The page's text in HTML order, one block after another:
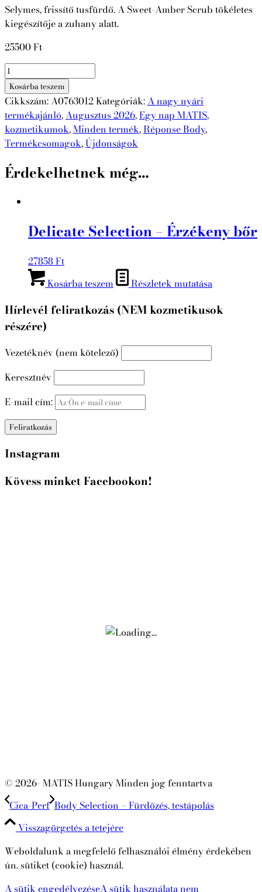
Selymes, frissítő tusfürdő. A Sweet-Amber Scrub tökéletes
kiegészítője a zuhany alatt.
25500Ft
Body
Duo
2025
-
Fürdőzés
mennyiség
Kosárba teszem
Cikkszám:A0763012Kategóriák:A nagy nyári
termékajánló,Augusztus 2026,Egy nap MATIS,
kozmetikumok,Minden termék,Réponse Body,
Termékcsomagok,Újdonságok
Érdekelhetnek még…
Delicate Selection – Érzékeny bőr
27858 Ft
Kosárba teszem
Részletek mutatása
Hírlevél feliratkozás (NEM kozmetikusok
részére)
Vezetéknév (nem kötelező)
Keresztnév
E-mail cím:
Instagram
Kövess minket Facebookon!
© 2026- MATIS Hungary Minden jog fenntartva
Cica-Perf Body Selection – Fürdőzés, testápolás
Visszagörgetés a tetejére
Weboldalunk a megfelelő felhasználói élmény érdekében
ún. sütiket (cookie) használ.
A sütik engedélyezéseA sütik használata nem